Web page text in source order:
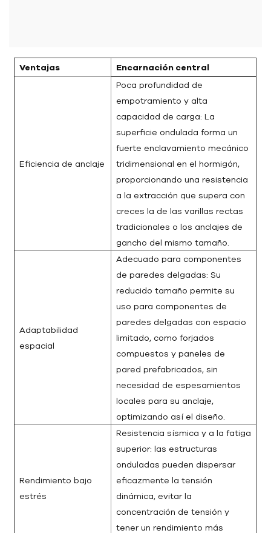
Ventajas Encarnación central
Eficiencia de anclaje
Poca profundidad de
empotramiento y alta
capacidad de carga: La
superficie ondulada forma un
fuerte enclavamiento mecánico
tridimensional en el hormigón,
proporcionando una resistencia
a la extracción que supera con
creces la de las varillas rectas
tradicionales o los anclajes de
gancho del mismo tamaño.
Adaptabilidad
espacial
Adecuado para componentes
de paredes delgadas: Su
reducido tamaño permite su
uso para componentes de
paredes delgadas con espacio
limitado, como forjados
compuestos y paneles de
pared prefabricados, sin
necesidad de espesamientos
locales para su anclaje,
optimizando así el diseño.
Rendimiento bajo
estrés
Resistencia sísmica y a la fatiga
superior: las estructuras
onduladas pueden dispersar
eficazmente la tensión
dinámica, evitar la
concentración de tensión y
tener un rendimiento más